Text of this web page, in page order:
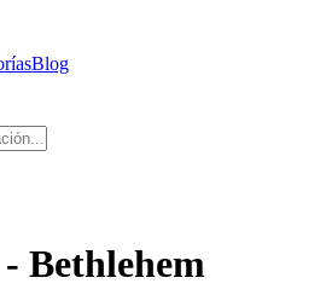
Blog
Bethlehem